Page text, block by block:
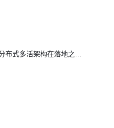
布式多活架构在落地之